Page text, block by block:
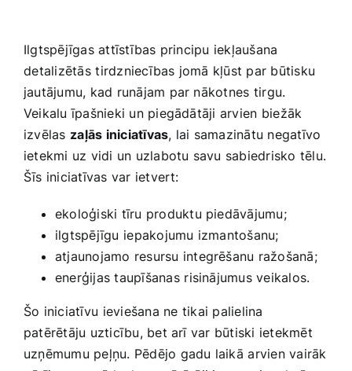
Ilgtspējīgas attīstības principu iekļaušana
⁣detalizētās⁢ tirdzniecības jomā kļūst par būtisku
jautājumu,‌ kad runājam par nākotnes⁤ tirgu.
Veikalu īpašnieki un piegādātāji arvien⁢ biežāk
izvēlas⁢ zaļās iniciatīvas, lai samazinātu negatīvo⁣
ietekmi uz vidi ​un uzlabotu savu sabiedrisko tēlu.
Šīs‍ iniciatīvas var ietvert:
ekoloģiski ‍tīru produktu piedāvājumu;
ilgtspējīgu ⁤iepakojumu izmantošanu;
atjaunojamo resursu​ integrēšanu ražošanā;
enerģijas taupīšanas⁤ risinājumus veikalos.
Šo iniciatīvu⁢ ieviešana ⁤ne‍ tikai palielina
patērētāju​ uzticību, bet arī var būtiski ietekmēt​
uzņēmumu peļņu. Pēdējo gadu laikā⁢ arvien vairāk